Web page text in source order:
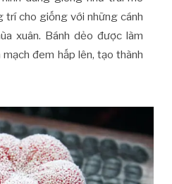
trí cho giống với những cánh
xuân. Bánh dẻo được làm
đem hấp lên, tạo thành